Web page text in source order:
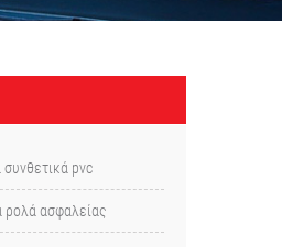
pvc
ρολά ασφαλείας